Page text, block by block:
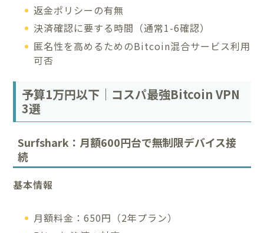
返金ポリシーの有無
決済確認に要する時間（通常1-6確認）
匿名性を高めるためのBitcoin混合サービス利用
可否
予算1万円以下｜コスパ最強Bitcoin VPN
3選
Surfshark：月額600円台で無制限デバイス接
続
基本情報
月額料金：650円（2年プラン）